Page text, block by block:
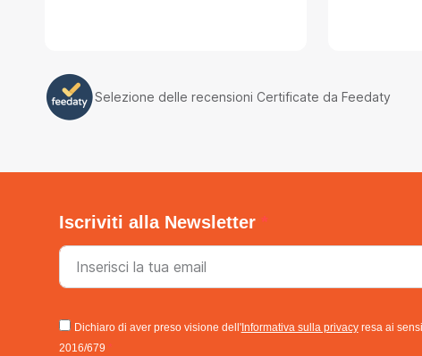
Selezione delle recensioni Certificate da Feedaty
Iscriviti alla Newsletter
Dichiaro di aver preso visione dell'Informativa sulla privacyresa ai
2016/679